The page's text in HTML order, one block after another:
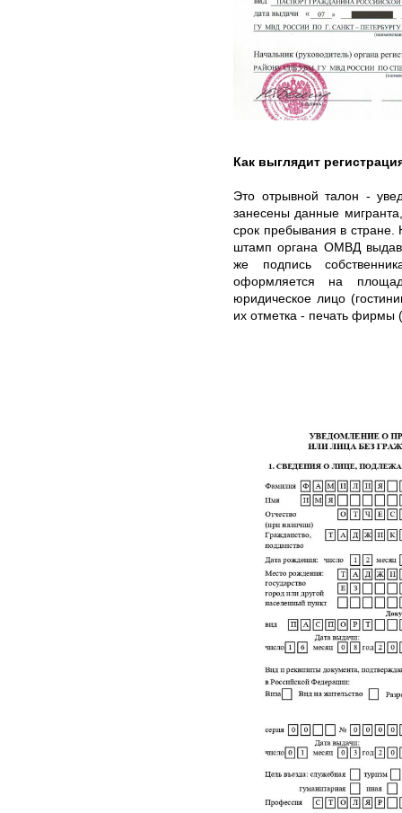
Как выглядит
Это отрывной талон -
занесены данные
срок пребывания в стране.
штамп органа ОМВД
же подпись
оформляется на
юридическое лицо
их отметка - печать фирмы